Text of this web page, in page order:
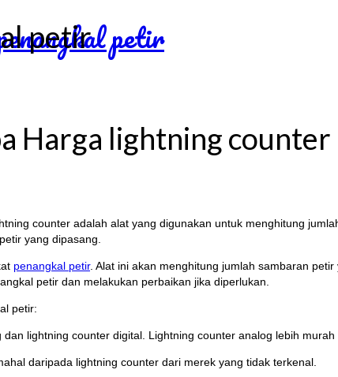
petir
Harga lightning
counter adalah alat yang digunakan untuk menghitung
yang dipasang.
penangkal petir. Alat ini akan menghitung jumlah sambaran
petir dan melakukan perbaikan jika diperlukan.
petir:
lightning counter digital. Lightning counter analog lebih
daripada lightning counter dari merek yang tidak terkenal.